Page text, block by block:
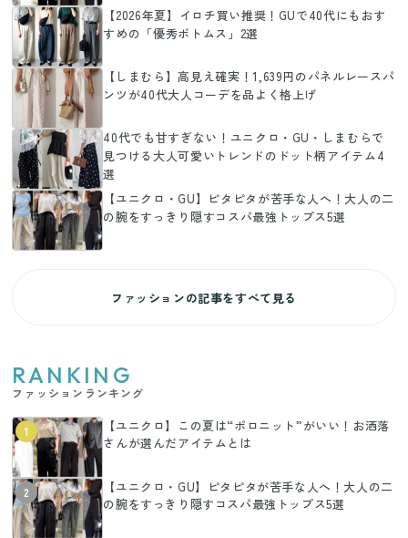
【2026年夏】イロチ買い推奨！GUで40代にもおす
すめの「優秀ボトムス」2選
【しまむら】高見え確実！1,639円のパネルレースパ
ンツが40代大人コーデを品よく格上げ
40代でも甘すぎない！ユニクロ・GU・しまむらで
見つける大人可愛いトレンドのドット柄アイテム4
選
【ユニクロ・GU】ピタピタが苦手な人へ！大人の二
の腕をすっきり隠すコスパ最強トップス5選
ファッションの記事をすべて見る
RANKING
ファッションランキング
1
【ユニクロ】この夏は“ポロニット”がいい！お洒落
さんが選んだアイテムとは
2
【ユニクロ・GU】ピタピタが苦手な人へ！大人の二
の腕をすっきり隠すコスパ最強トップス5選